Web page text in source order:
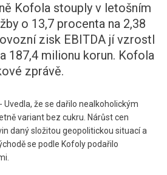
Kofola stouply v letošním
o 13,7 procenta na 2,38
zisk EBITDA jí vzrostl
187,4 milionu korun. Kofola
zprávě.
Uvedla, že se dařilo nealkoholickým
variant bez cukru. Nárůst cen
daný složitou geopolitickou situací a
se podle Kofoly podařilo